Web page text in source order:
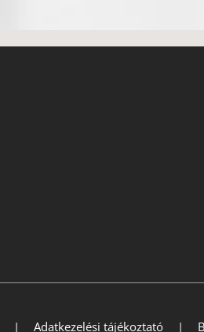
Adatkezelési tájékoztató